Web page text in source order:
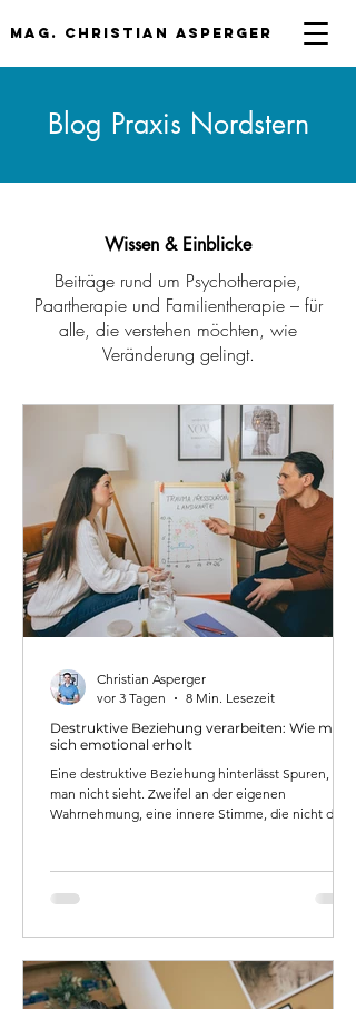
mag. Christian asperger
Blog Praxis Nordstern
Wissen & Einblicke
Beiträge rund um Psychotherapie,
Paartherapie und Familientherapie – für
alle, die verstehen möchten, wie
Veränderung gelingt.
Destruktive Beziehung verarbeiten: Wie man
sich emotional erholt
Eine destruktive Beziehung hinterlässt Spuren, die
man nicht sieht. Zweifel an der eigenen
Wahrnehmung, eine innere Stimme, die nicht die
vorher. Dieser Artikel erklärt, was wirklich passiert –
und was Heilung bedeutet.
Christian Asperger
vor 3 Tagen
8 Min. Lesezeit